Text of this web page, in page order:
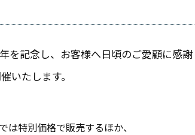
を記念し、お客様へ日頃のご愛顧に感謝
いたします。
は特別価格で販売するほか、